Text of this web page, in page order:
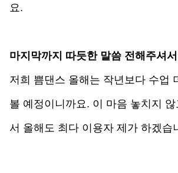
요.
마지막까지 따듯한 말씀 전해주셔
저희 쁨댄스 올해는 작년보다 수업
볼 예정이니까요. 이 마음 놓치지
서 올해도 최다 이용자 제가 하겠습